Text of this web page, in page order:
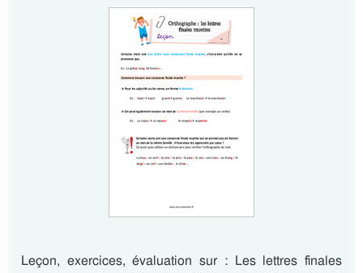
Leçon, exercices, évaluation sur : Les lettres finales